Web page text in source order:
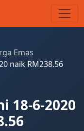
Emas
naik RM238.56
18-6-2020